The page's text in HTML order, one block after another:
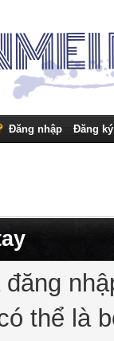
Đăng nhập Đăng ký
thể là